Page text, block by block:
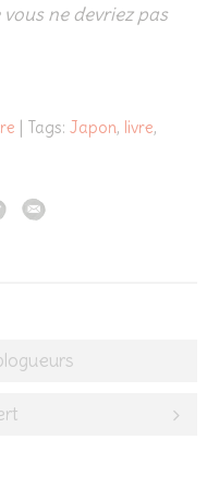
ne devriez pas
| Tags: Japon, livre,